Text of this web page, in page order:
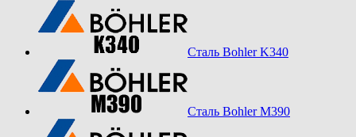
Сталь Bohler K340
Сталь Bohler M390